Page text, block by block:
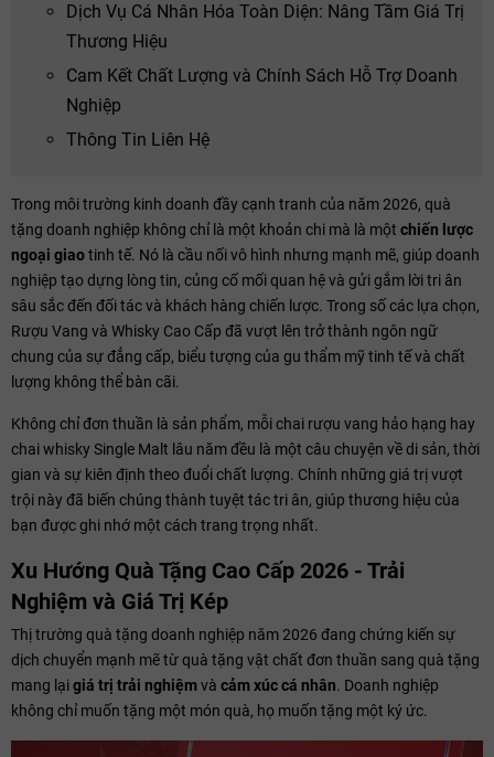
Dịch Vụ Cá Nhân Hóa Toàn Diện: Nâng Tầm Giá Trị
Thương Hiệu
Cam Kết Chất Lượng và Chính Sách Hỗ Trợ Doanh
Nghiệp
Thông Tin Liên Hệ
Trong môi trường kinh doanh đầy cạnh tranh của năm 2026, quà
tặng doanh nghiệp không chỉ là một khoản chi mà là một chiến lược
ngoại giaotinh tế. Nó là cầu nối vô hình nhưng mạnh mẽ, giúp doanh
nghiệp tạo dựng lòng tin, củng cố mối quan hệ và gửi gắm lời tri ân
sâu sắc đến đối tác và khách hàng chiến lược. Trong số các lựa chọn,
Rượu Vang và Whisky Cao Cấp đã vượt lên trở thành ngôn ngữ
chung của sự đẳng cấp, biểu tượng của gu thẩm mỹ tinh tế và chất
lượng không thể bàn cãi.
Không chỉ đơn thuần là sản phẩm, mỗi chai rượu vang hảo hạng hay
chai whisky Single Malt lâu năm đều là một câu chuyện về di sản, thời
gian và sự kiên định theo đuổi chất lượng. Chính những giá trị vượt
trội này đã biến chúng thành tuyệt tác tri ân, giúp thương hiệu của
bạn được ghi nhớ một cách trang trọng nhất.
Xu Hướng Quà Tặng Cao Cấp 2026 - Trải
Nghiệm và Giá Trị Kép
Thị trường quà tặng doanh nghiệp năm 2026 đang chứng kiến sự
dịch chuyển mạnh mẽ từ quà tặng vật chất đơn thuần sang quà tặng
mang lạigiá trị trải nghiệmvà cảm xúc cá nhân. Doanh nghiệp
không chỉ muốn tặng một món quà, họ muốn tặng một ký ức.